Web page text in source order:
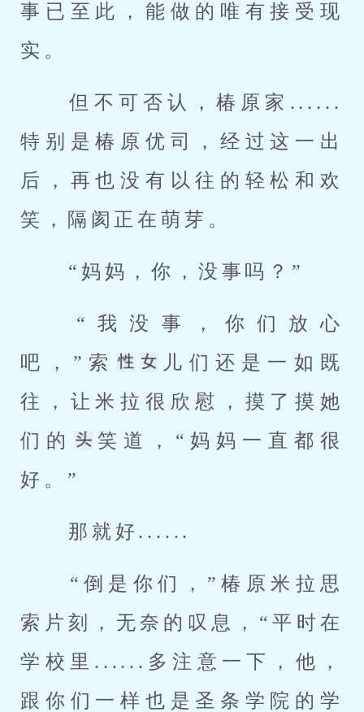
事已至此，能做的唯有接受现
实。
但不可否认，椿原家......
特别是椿原优司，经过这一出
后，再也没有以往的轻松和欢
笑，隔阂正在萌芽。
“妈妈，你，没事吗？”
吧，”索
儿们还是一如既
往，让米拉很欣慰，摸了摸她
们的
笑道，“妈妈一直都很
好。”
那就好......
索片刻，无奈的叹息，“平时在
学校里......多注意一下，他，
跟你们一样也是圣条学院的学